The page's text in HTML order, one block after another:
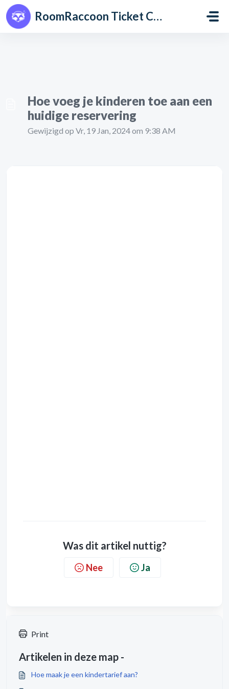
Doorgaan naar hoofdinhoud
RoomRaccoon Ticket Centre
Hoe voeg je kinderen toe aan een
huidige reservering
Gewijzigd op Vr, 19 Jan, 2024 om 9:38 AM
Was dit artikel nuttig?
Nee Ja
Print
Artikelen in deze map -
Hoe maak je een kindertarief aan?